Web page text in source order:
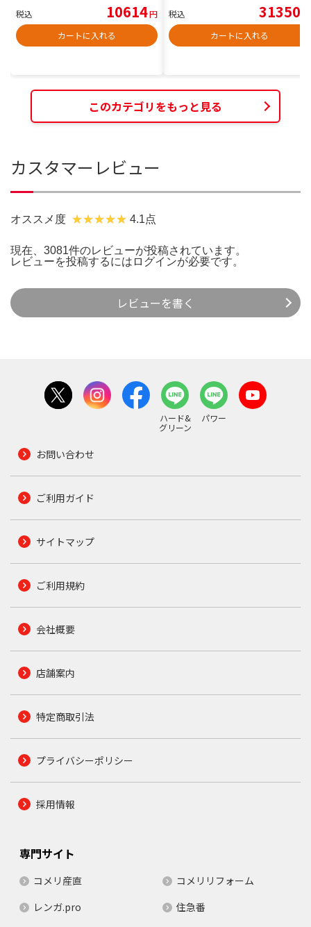
税込 10614円
カートに入れる
税込 31350
カートに入れる
このカテゴリをもっと見る
カスタマーレビュー
オススメ度 4.1点
現在、3081件のレビューが投稿されています。
レビューを投稿するには ログインが必要です。
レビューを書く
ハード&
グリーン
パワー
お問い合わせ
ご利用ガイド
サイトマップ
ご利用規約
会社概要
店舗案内
特定商取引法
プライバシーポリシー
採用情報
専門サイト
コメリ産直
コメリリフォーム
レンガ.pro
住急番